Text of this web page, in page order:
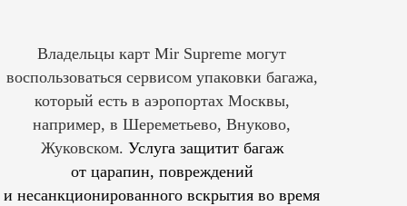
Владельцы карт Mir Supreme могут
воспользоваться сервисом упаковки багажа,
который есть в аэропортах Москвы,
например, в Шереметьево, Внуково,
Жуковском. Услуга защитит багаж
от царапин, повреждений
и несанкционированного вскрытия во время